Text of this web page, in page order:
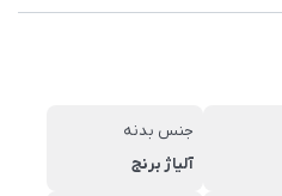
جنس بدنه
آلیاژ برنج